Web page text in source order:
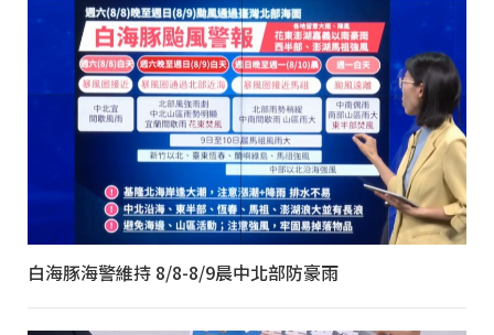
白海豚海警維持 8/8-8/9晨中北部防豪雨